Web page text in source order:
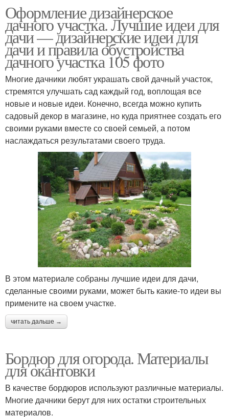
Оформление дизайнерское
дачного участка. Лучшие идеи для
дачи — дизайнерские идеи для
дачи и правила обустройства
дачного участка 105 фото
Многие дачники любят украшать свой дачный участок,
стремятся улучшать сад каждый год, воплощая все
новые и новые идеи. Конечно, всегда можно купить
садовый декор в магазине, но куда приятнее создать его
своими руками вместе со своей семьей, а потом
наслаждаться результатами своего труда.
В этом материале собраны лучшие идеи для дачи,
сделанные своими руками, может быть какие-то идеи вы
примените на своем участке.
читать дальше →
Бордюр для огорода. Материалы
для окантовки
В качестве бордюров используют различные материалы.
Многие дачники берут для них остатки строительных
материалов.